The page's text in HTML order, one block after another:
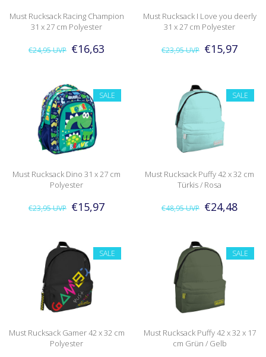
Must Rucksack Racing Champion
31 x 27 cm Polyester
€24,95UVP €16,63
Must Rucksack I Love you deerly
31 x 27 cm Polyester
€23,95UVP €15,97
SALE
Must Rucksack Dino 31 x 27 cm
Polyester
€23,95UVP €15,97
SALE
Must Rucksack Puffy 42 x 32 cm
Türkis / Rosa
€48,95UVP €24,48
SALE
Must Rucksack Gamer 42 x 32 cm
Polyester
SALE
Must Rucksack Puffy 42 x 32 x 17
cm Grün / Gelb